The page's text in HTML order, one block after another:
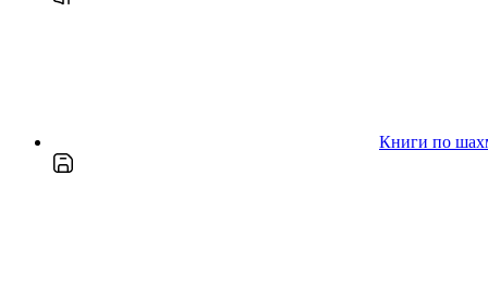
Книги по